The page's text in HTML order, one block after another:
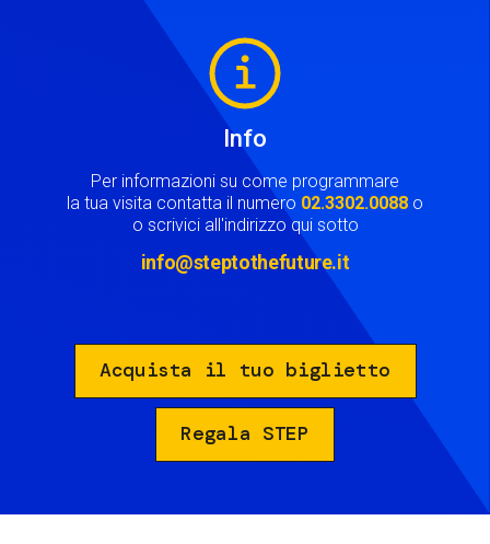
Info
Per informazioni su come programmare
la tua visita contatta il numero 02.3302.0088 o
o scrivici all'indirizzo qui sotto
info@steptothefuture.it
Acquista il tuo biglietto
Regala STEP